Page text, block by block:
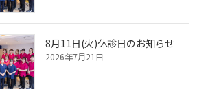
8月11日(火)休診日のお知らせ
2026年7月21日